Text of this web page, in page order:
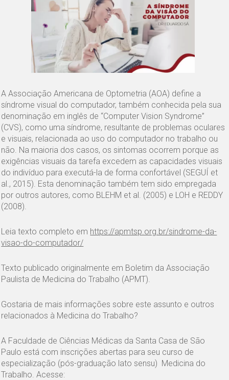
A Associação Americana de Optometria (AOA) define a
síndrome visual do computador, também conhecida pela sua
denominação em inglês de “Computer Vision Syndrome”
(CVS), como uma síndrome, resultante de problemas oculares
e visuais, relacionada ao uso do computador no trabalho ou
não. Na maioria dos casos, os sintomas ocorrem porque as
exigências visuais da tarefa excedem as capacidades visuais
do indivíduo para executá-la de forma confortável (SEGUÍ et
al., 2015). Esta denominação também tem sido empregada
por outros autores, como BLEHM et al. (2005) e LOH e REDDY
(2008).
Leia texto completo em https://apmtsp.org.br/sindrome-da-
visao-do-computador/
Texto publicado originalmente em Boletim da Associação
Paulista de Medicina do Trabalho (APMT).
Gostaria de mais informações sobre este assunto e outros
relacionados à Medicina do Trabalho?
A Faculdade de Ciências Médicas da Santa Casa de São
Paulo está com inscrições abertas para seu curso de
especialização (pós-graduação lato sensu) Medicina do
Trabalho. Acesse: